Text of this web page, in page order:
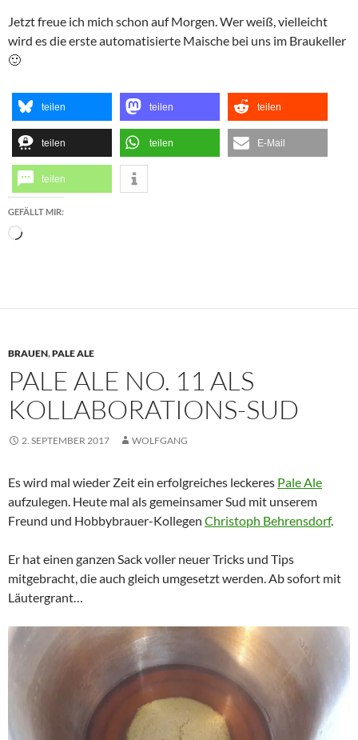
Jetzt freue ich mich schon auf Morgen. Wer weiß, vielleicht
wird es die erste automatisierte Maische bei uns im Braukeller
🙂
teilen teilen teilen
teilen teilen E-Mail
teilen
GEFÄLLT MIR:
Wird
BRAUEN,PALE ALE
PALE ALE NO. 11 ALS
KOLLABORATIONS-SUD
2. SEPTEMBER 2017 WOLFGANG
Es wird mal wieder Zeit ein erfolgreiches leckeres Pale Ale
aufzulegen. Heute mal als gemeinsamer Sud mit unserem
Freund und Hobbybrauer-Kollegen Christoph Behrensdorf.
Er hat einen ganzen Sack voller neuer Tricks und Tips
mitgebracht, die auch gleich umgesetzt werden. Ab sofort mit
Läutergrant…